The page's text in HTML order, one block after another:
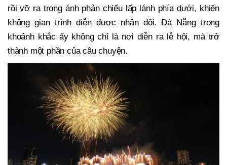
rồi vỡ ra trong ánh phản chiếu lấp lánh phía dưới, khiến
không gian trình diễn được nhân đôi. Đà Nẵng trong
khoảnh khắc ấy không chỉ là nơi diễn ra lễ hội, mà trở
thành một phần của câu chuyện.